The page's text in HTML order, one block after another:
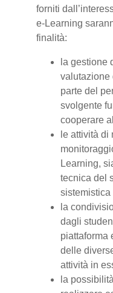
forniti
e-Learning
finalità:
la gestione
valutazione
parte del
svolgente
cooperare
le attività di
Learning,
tecnica del
sistemistica
la
dagli
piattaforma
delle
attività in
la